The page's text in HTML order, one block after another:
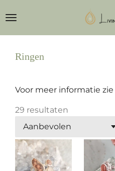
direct
naar
hoofdinhoud
Ringen
Voor meer informatie zie
29 resultaten